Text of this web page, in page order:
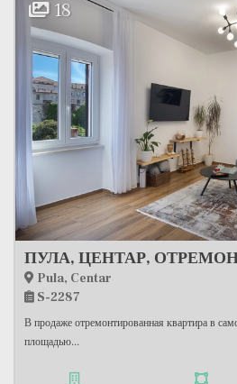
18
Pula, Centar
S-2287
В продаже отремонтированная квартира в
площадью...